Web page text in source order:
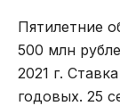
Пятилетние
500 млн
2021 г.
годовых. 25